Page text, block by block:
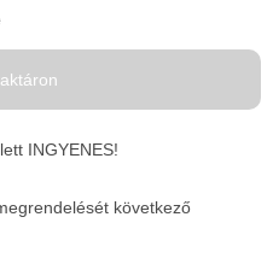
INGYENES!
következő